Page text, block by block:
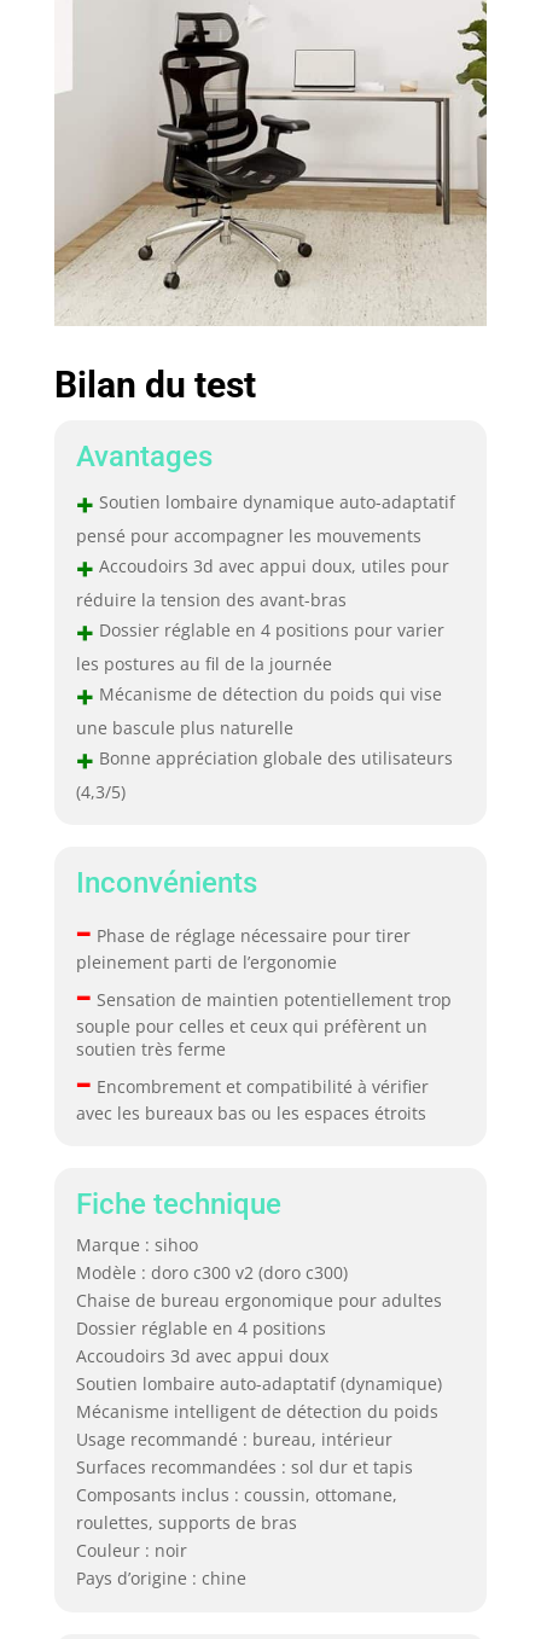
Bilan du test
Avantages
+ Soutien lombaire dynamique auto-adaptatif
pensé pour accompagner les mouvements
+ Accoudoirs 3d avec appui doux, utiles pour
réduire la tension des avant-bras
+ Dossier réglable en 4 positions pour varier
les postures au fil de la journée
+ Mécanisme de détection du poids qui vise
une bascule plus naturelle
+ Bonne appréciation globale des utilisateurs
(4,3/5)
Inconvénients
– Phase de réglage nécessaire pour tirer
pleinement parti de l’ergonomie
– Sensation de maintien potentiellement trop
souple pour celles et ceux qui préfèrent un
soutien très ferme
– Encombrement et compatibilité à vérifier
avec les bureaux bas ou les espaces étroits
Fiche technique
Marque : sihoo
Modèle : doro c300 v2 (doro c300)
Chaise de bureau ergonomique pour adultes
Dossier réglable en 4 positions
Accoudoirs 3d avec appui doux
Soutien lombaire auto-adaptatif (dynamique)
Mécanisme intelligent de détection du poids
Usage recommandé : bureau, intérieur
Surfaces recommandées : sol dur et tapis
Composants inclus : coussin, ottomane,
roulettes, supports de bras
Couleur : noir
Pays d’origine : chine